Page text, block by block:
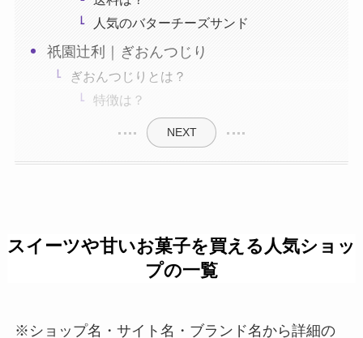
人気のバターチーズサンド
祇園辻利｜ぎおんつじり
ぎおんつじりとは？
特徴は？
NEXT
スイーツや甘いお菓子を買える人気ショッ
プの一覧
※ショップ名・サイト名・ブランド名から詳細の